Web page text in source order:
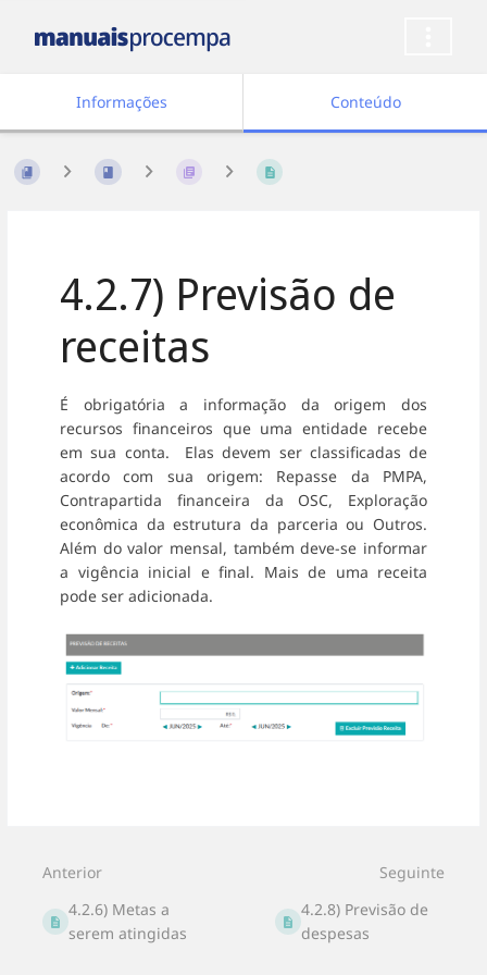
Informações Conteúdo
4.2.7) Previsão de
receitas
É obrigatória a informação da origem dos
recursos financeiros que uma entidade recebe
em sua conta. Elas devem ser classificadas de
acordo com sua origem: Repasse da PMPA,
Contrapartida financeira da OSC, Exploração
econômica da estrutura da parceria ou Outros.
Além do valor mensal, também deve-se informar
a vigência inicial e final. Mais de uma receita
pode ser adicionada.
seleção
seção
Anterior
4.2.6) Metas a
serem atingidas
Seguinte
4.2.8) Previsão de
despesas